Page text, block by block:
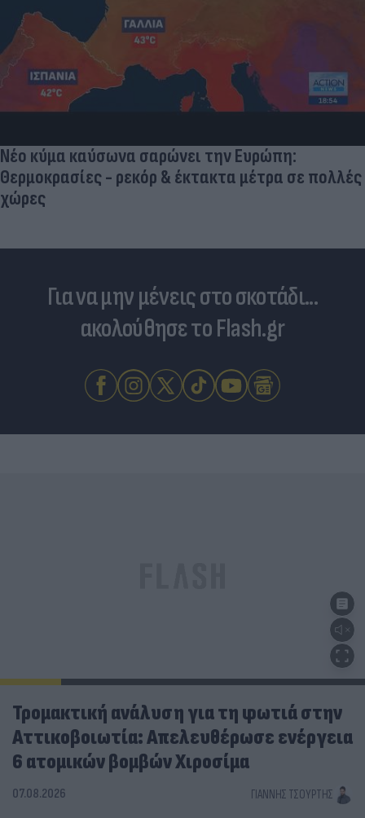
Νέο κύμα καύσωνα σαρώνει την Ευρώπη:
Θερμοκρασίες - ρεκόρ & έκτακτα μέτρα σε πολλές
χώρες
Για να μην μένεις στο σκοτάδι...
ακολούθησε το Flash.gr
Τρομακτική ανάλυση για τη φωτιά στην
Αττικοβοιωτία: Απελευθέρωσε ενέργεια
6 ατομικών βομβών Χιροσίμα
07.08.2026 ΓΙΆΝΝΗΣ ΤΣΟΎΡΤΗΣ